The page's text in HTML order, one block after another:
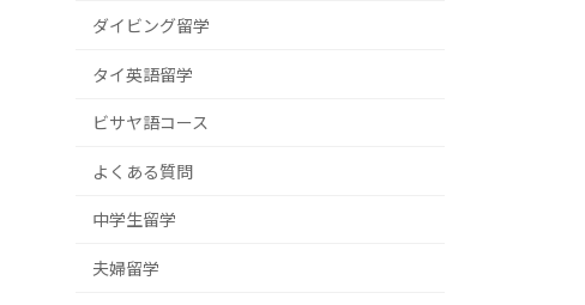
ダイビング留学
タイ英語留学
ビサヤ語コース
よくある質問
中学生留学
夫婦留学